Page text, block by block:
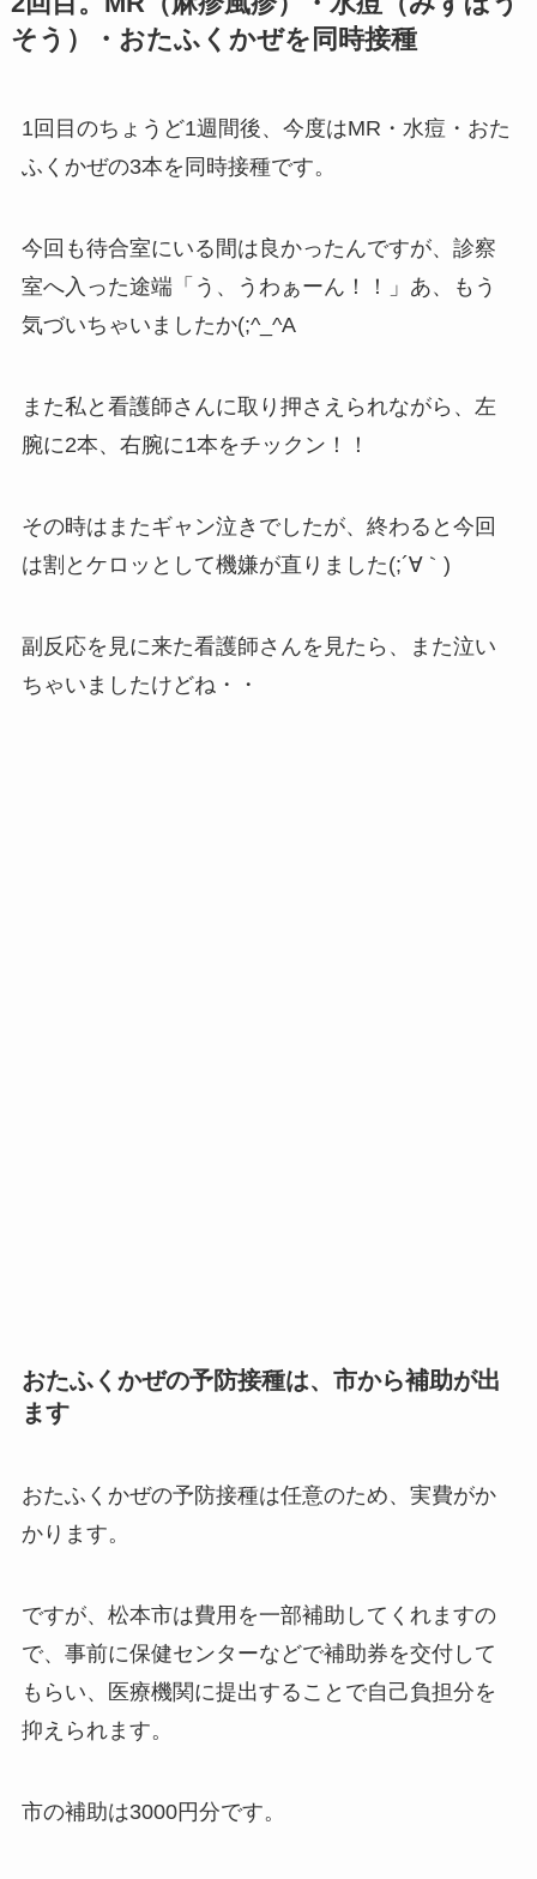
そう）・おたふくかぜを同時接種
1回目のちょうど1週間後、今度はMR・水痘・おた
ふくかぜの3本を同時接種です。
今回も待合室にいる間は良かったんですが、診察
室へ入った途端「う、うわぁーん！！」あ、もう
気づいちゃいましたか(;^_^A
また私と看護師さんに取り押さえられながら、左
腕に2本、右腕に1本をチックン！！
その時はまたギャン泣きでしたが、終わると今回
は割とケロッとして機嫌が直りました(;´∀｀)
副反応を見に来た看護師さんを見たら、また泣い
ちゃいましたけどね・・
おたふくかぜの予防接種は、市から補助が出
ます
おたふくかぜの予防接種は任意のため、実費がか
かります。
ですが、松本市は費用を一部補助してくれますの
で、事前に保健センターなどで補助券を交付して
もらい、医療機関に提出することで自己負担分を
抑えられます。
市の補助は3000円分です。